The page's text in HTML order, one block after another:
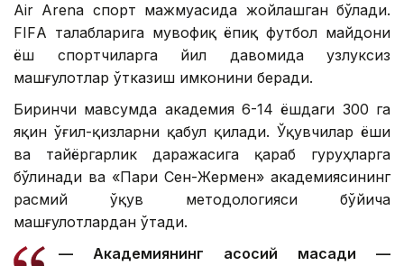
Air Arena спорт мажмуасида жойлашган бўлади.
FIFА талабларига мувофиқ ёпиқ футбол майдони
ёш спортчиларга йил давомида узлуксиз
машғулотлар ўтказиш имконини беради.
Биринчи мавсумда академия 6-14 ёшдаги 300 га
яқин ўғил-қизларни қабул қилади. Ўқувчилар ёши
ва тайёргарлик даражасига қараб гуруҳларга
бўлинади ва «Пари Сен-Жермен» академиясининг
расмий ўқув методологияси бўйича
машғулотлардан ўтади.
— Академиянинг асосий мақсади —